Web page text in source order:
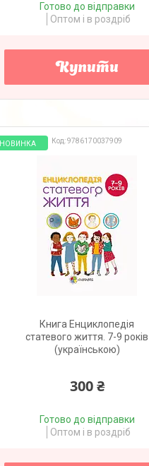
Готово до відправки
Оптом і в роздріб
Купити
9786170037909
НОВИНКА
Книга Енциклопедія
статевого життя. 7-9 років
(українською)
300 ₴
Готово до відправки
Оптом і в роздріб